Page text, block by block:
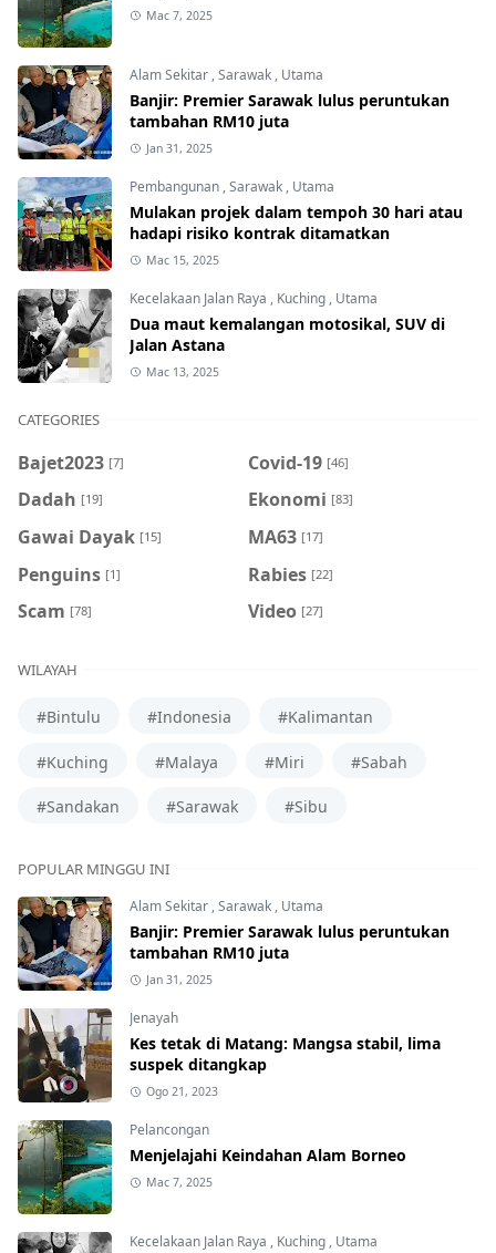
Mac 7, 2025
Alam Sekitar ,Sarawak , Utama
Banjir: Premier Sarawak lulus peruntukan
tambahan RM10 juta
Jan 31, 2025
Pembangunan ,Sarawak , Utama
Mulakan projek dalam tempoh 30 hari atau
hadapi risiko kontrak ditamatkan
Mac 15, 2025
Kecelakaan Jalan Raya , Kuching , Utama
Dua maut kemalangan motosikal, SUV di
Jalan Astana
Mac 13, 2025
CATEGORIES
Bajet2023 [7] Covid-19 [46]
Dadah [19] Ekonomi [83]
Gawai Dayak [15] MA63 [17]
Penguins [1] Rabies [22]
Scam [78] Video [27]
WILAYAH
#Bintulu #Indonesia #Kalimantan
#Kuching #Malaya #Miri #Sabah
#Sandakan #Sarawak #Sibu
POPULAR MINGGU INI
Alam Sekitar ,Sarawak , Utama
Banjir: Premier Sarawak lulus peruntukan
tambahan RM10 juta
Jan 31, 2025
Jenayah
Kes tetak di Matang: Mangsa stabil, lima
suspek ditangkap
Ogo 21, 2023
Pelancongan
Menjelajahi Keindahan Alam Borneo
Mac 7, 2025
Kecelakaan Jalan Raya , Kuching , Utama